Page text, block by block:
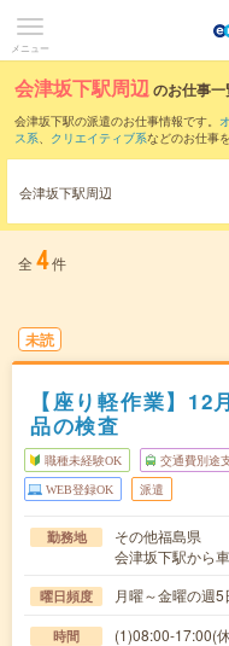
メニュー
会津坂下駅周辺のお仕事一
会津坂下駅の派遣のお仕事情報です。
ス系、 クリエイティブ系などのお仕事
また、喜多方駅・
確認いただけます。
会津坂下駅周辺
全 4件
未読
【座り軽作業】
品の検査
職種未経験OK 交通費別途
WEB登録OK 派遣
勤務地
その他福島県
会津坂下駅から
曜日頻度 月曜～金曜の週5
時間 (1)08:00-17:00(